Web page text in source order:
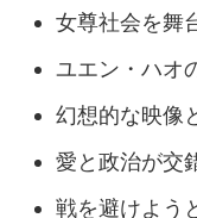
女尊社会を舞
ユエン・ハオ
幻想的な映像
愛と政治が交
戦を避けよう